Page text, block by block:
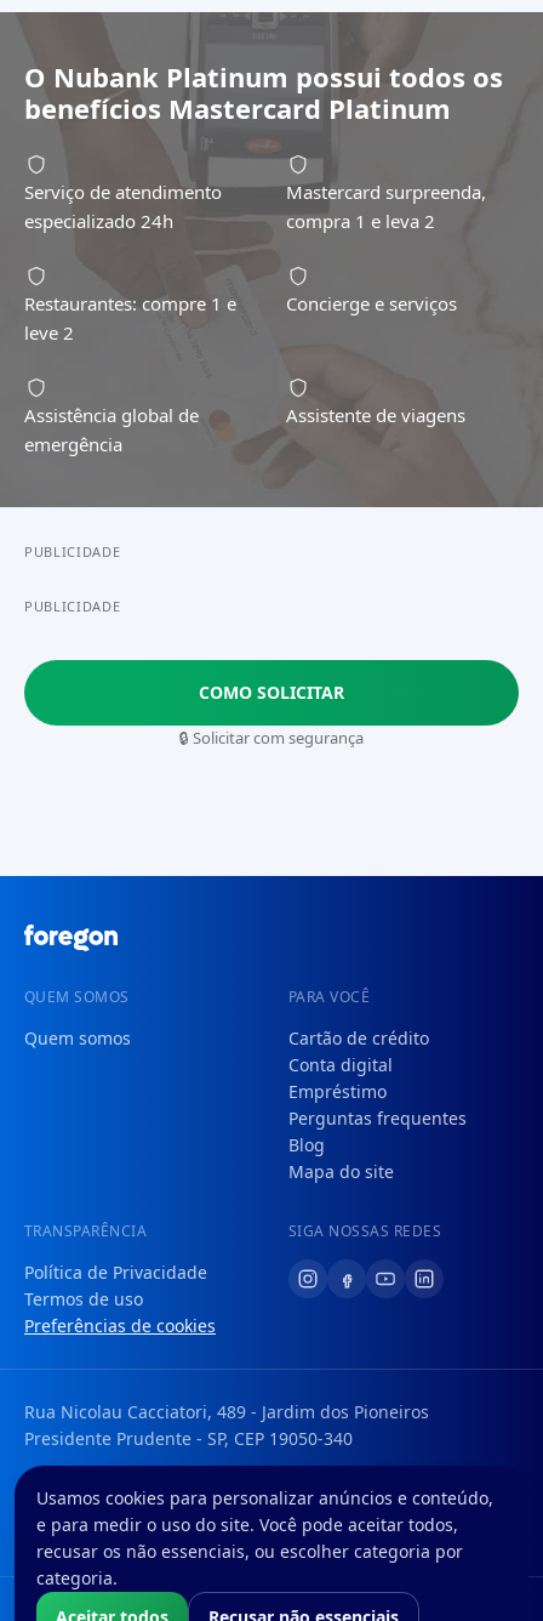
O Nubank Platinum possui todos os
benefícios Mastercard Platinum
Serviço de atendimento
especializado 24h
Mastercard surpreenda,
compra 1 e leva 2
Restaurantes: compre 1 e
leve 2
Concierge e serviços
Assistência global de
emergência
Assistente de viagens
PUBLICIDADE
PUBLICIDADE
COMO SOLICITAR
🔒 Solicitar com segurança
QUEM SOMOS
Quem somos
PARA VOCÊ
Cartão de crédito
Conta digital
Empréstimo
Perguntas frequentes
Blog
Mapa do site
TRANSPARÊNCIA
Política de Privacidade
Termos de uso
Preferências de cookies
SIGA NOSSAS REDES
Rua Nicolau Cacciatori, 489 - Jardim dos Pioneiros
Presidente Prudente - SP, CEP 19050-340
Tem uma dúvida ou sugestão? Envie um e-mail para:
faleconosco@foregon.com
© Foregon. Todos os direitos reservados.
Nós da Foregon S.A. atuamos com o CNPJ nº 42.603.537/0001-96 como
Usamos cookies para personalizar anúncios e conteúdo,
e para medir o uso do site. Você pode aceitar todos,
recusar os não essenciais, ou escolher categoria por
categoria.